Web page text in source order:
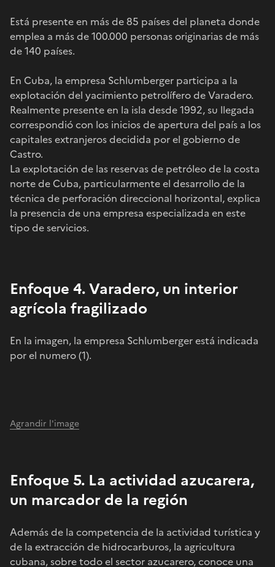
Está presente en más de 85 países del planeta donde
emplea a más de 100.000 personas originarias de más
de 140 países.
En Cuba, la empresa Schlumberger participa a la
explotación del yacimiento petrolífero de Varadero.
Realmente presente en la isla desde 1992, su llegada
correspondió con los inicios de apertura del país a los
capitales extranjeros decidida por el gobierno de
Castro.
La explotación de las reservas de petróleo de la costa
norte de Cuba, particularmente el desarrollo de la
técnica de perforación direccional horizontal, explica
la presencia de una empresa especializada en este
tipo de servicios.
Enfoque 4. Varadero, un interior
agrícola fragilizado
En la imagen, la empresa Schlumberger está indicada
por el numero (1).
Agrandir l'image
Enfoque 5. La actividad azucarera,
un marcador de la región
Además de la competencia de la actividad turística y
de la extracción de hidrocarburos, la agricultura
cubana, sobre todo el sector azucarero, conoce una